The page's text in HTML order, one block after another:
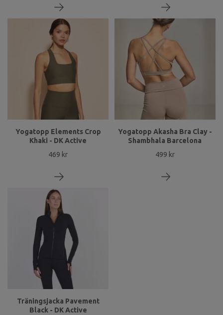
Yogatopp Elements Crop
Khaki - DK Active
469 kr
Yogatopp Akasha Bra Clay -
Shambhala Barcelona
499 kr
Träningsjacka Pavement
Black - DK Active